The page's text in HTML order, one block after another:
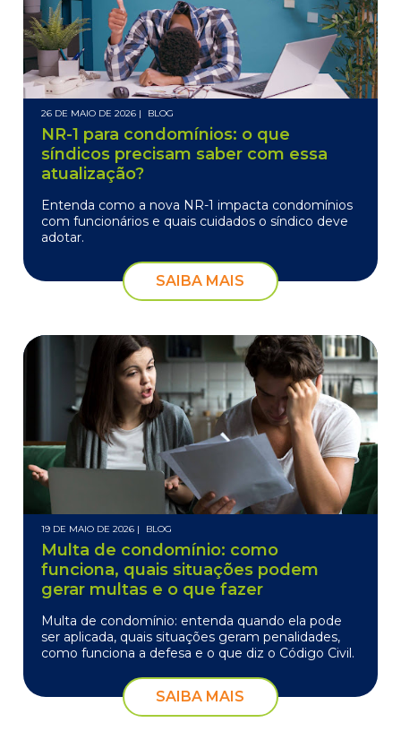
26 DE MAIO DE 2026 | BLOG
NR-1 para condomínios: o que
síndicos precisam saber com essa
atualização?
Entenda como a nova NR-1 impacta condomínios
com funcionários e quais cuidados o síndico deve
adotar.
SAIBA MAIS
19 DE MAIO DE 2026 | BLOG
Multa de condomínio: como
funciona, quais situações podem
gerar multas e o que fazer
Multa de condomínio: entenda quando ela pode
ser aplicada, quais situações geram penalidades,
como funciona a defesa e o que diz o Código Civil.
SAIBA MAIS